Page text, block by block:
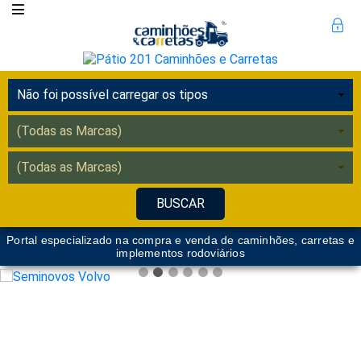
Portal especializado na compra e venda de caminhões, carretas e
implementos rodoviários